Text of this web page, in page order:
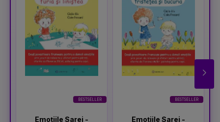
BESTSELLER
Emoțiile Sarei -
BESTSELLER
Emoțiile Sarei -